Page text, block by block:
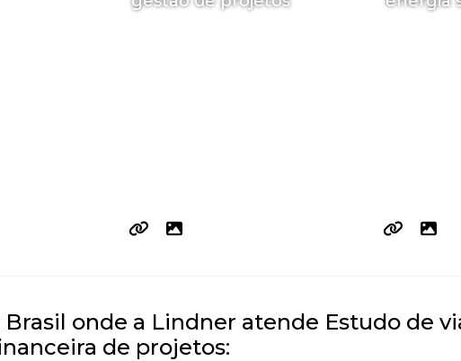
onde a Lindner atende Estudo de
de projetos: